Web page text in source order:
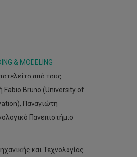
& MODELING
από τους
Fabio Bruno (University of
Παναγιώτη
Πανεπιστήμιο
και Τεχνολογίας